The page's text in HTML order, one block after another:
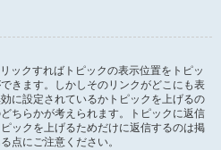
ックすればトピックの表示位置をトピッ
きます。しかしそのリンクがどこにも表
に設定されているかトピックを上げるの
ちらかが考えられます。トピックに返信
ックを上げるためだけに返信するのは掲
点にご注意ください。